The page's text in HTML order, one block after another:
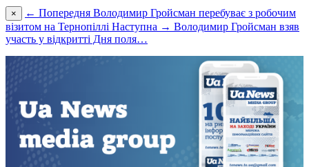
× ← Попередня Володимир Гройсман перебуває з робочим
візитом на Тернопіллі Наступна → Володимир Гройсман взяв
участь у відкритті Дня поля…